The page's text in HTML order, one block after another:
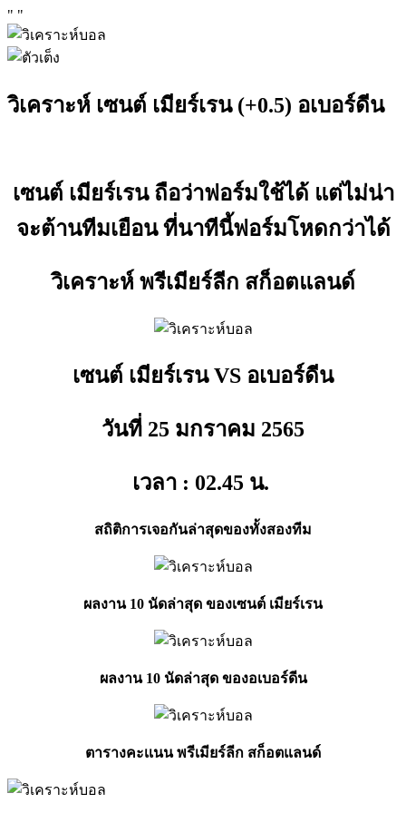
" "
วิเคราะห์ เซนต์ เมียร์เรน (+0.5) อเบอร์ดีน
เซนต์ เมียร์เรน ถือว่าฟอร์มใช้ได้ แต่ไม่น่า
จะต้านทีมเยือน ที่นาทีนี้ฟอร์มโหดกว่าได้
วิเคราะห์ พรีเมียร์ลีก สก็อตแลนด์
เซนต์ เมียร์เรน VS อเบอร์ดีน
วันที่ 25 มกราคม 2565
เวลา : 02.45 น.
สถิติการเจอกันล่าสุดของทั้งสองทีม
ผลงาน 10 นัดล่าสุด ของเซนต์ เมียร์เรน
ผลงาน 10 นัดล่าสุด ของอเบอร์ดีน
ตารางคะเเนน พรีเมียร์ลีก สก็อตแลนด์